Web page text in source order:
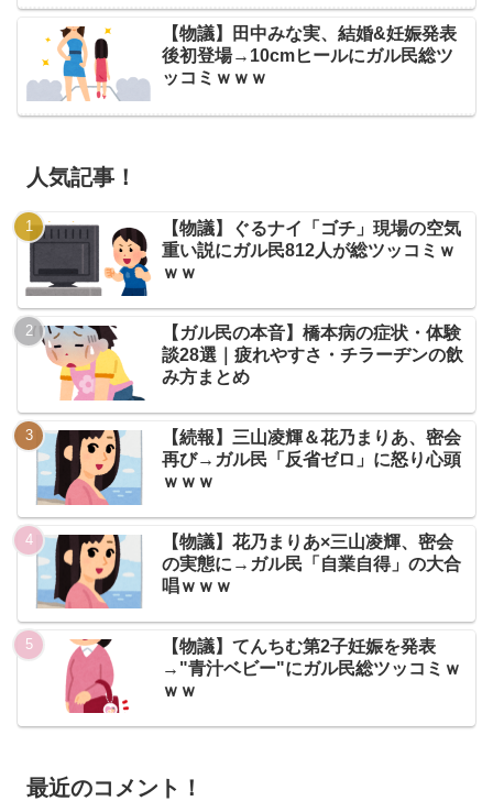
【物議】田中みな実、結婚&妊娠発表
後初登場→10cmヒールにガル民総ツ
ッコミｗｗｗ
人気記事！
【物議】ぐるナイ「ゴチ」現場の空気
重い説にガル民812人が総ツッコミｗ
ｗｗ
【ガル民の本音】橋本病の症状・体験
談28選｜疲れやすさ・チラーヂンの飲
み方まとめ
【続報】三山凌輝＆花乃まりあ、密会
再び→ガル民「反省ゼロ」に怒り心頭
ｗｗｗ
【物議】花乃まりあ×三山凌輝、密会
の実態に→ガル民「自業自得」の大合
唱ｗｗｗ
【物議】てんちむ第2子妊娠を発表
→"青汁ベビー"にガル民総ツッコミｗ
ｗｗ
最近のコメント！